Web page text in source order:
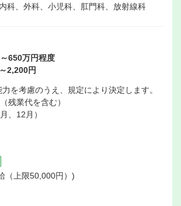
科、外科、小児科、肛門科、放射線科
650万円程度
2,200円
を考慮のうえ、規定により決定します。
残業代を含む）
、12月）
（上限50,000円）)